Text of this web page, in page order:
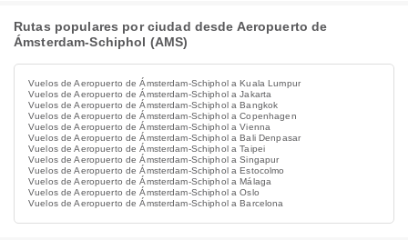
Rutas populares por ciudad desde Aeropuerto de
Ámsterdam-Schiphol (AMS)
Vuelos de Aeropuerto de Ámsterdam-Schiphol a Kuala Lumpur
Vuelos de Aeropuerto de Ámsterdam-Schiphol a Jakarta
Vuelos de Aeropuerto de Ámsterdam-Schiphol a Bangkok
Vuelos de Aeropuerto de Ámsterdam-Schiphol a Copenhagen
Vuelos de Aeropuerto de Ámsterdam-Schiphol a Vienna
Vuelos de Aeropuerto de Ámsterdam-Schiphol a Bali Denpasar
Vuelos de Aeropuerto de Ámsterdam-Schiphol a Taipei
Vuelos de Aeropuerto de Ámsterdam-Schiphol a Singapur
Vuelos de Aeropuerto de Ámsterdam-Schiphol a Estocolmo
Vuelos de Aeropuerto de Ámsterdam-Schiphol a Málaga
Vuelos de Aeropuerto de Ámsterdam-Schiphol a Oslo
Vuelos de Aeropuerto de Ámsterdam-Schiphol a Barcelona